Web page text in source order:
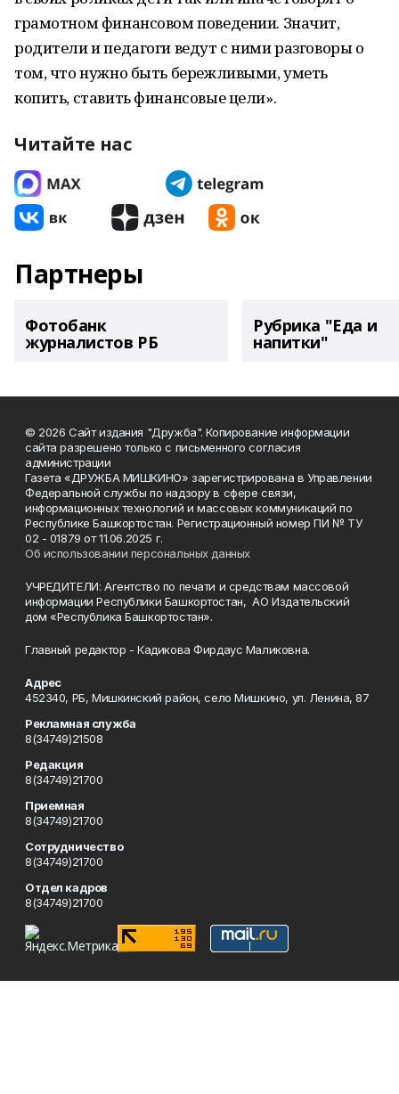
грамотном финансовом поведении. Значит,
родители и педагоги ведут с ними разговоры о
том, что нужно быть бережливыми, уметь
копить, ставить финансовые цели».
Читайте нас
Партнеры
Фотобанк
журналистов РБ
Рубрика "Еда и
напитки"
© 2026 Сайт издания "Дружба". Копирование информации
сайта разрешено только с письменного согласия
администрации
Газета «ДРУЖБА МИШКИНО» зарегистрирована в Управлении
Федеральной службы по надзору в сфере связи,
информационных технологий и массовых коммуникаций по
Республике Башкортостан. Регистрационный номер ПИ № ТУ
02 - 01879 от 11.06.2025 г.
Об использовании персональных данных
УЧРЕДИТЕЛИ: Агентство по печати и средствам массовой
информации Республики Башкортостан, АО Издательский
дом «Республика Башкортостан».
Главный редактор - Кадикова Фирдаус Маликовна.
Адрес
452340, РБ, Мишкинский район, село Мишкино, ул. Ленина, 87
Рекламная служба
8(34749)21508
Редакция
8(34749)21700
Приемная
8(34749)21700
Сотрудничество
8(34749)21700
Отдел кадров
8(34749)21700